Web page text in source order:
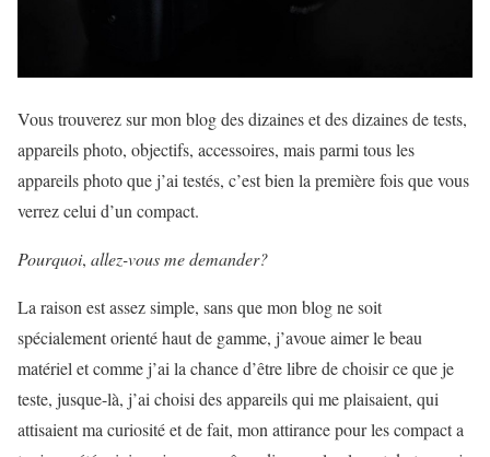
Vous trouverez sur mon blog des dizaines et des dizaines de tests,
appareils photo, objectifs, accessoires, mais parmi tous les
appareils photo que j’ai testés, c’est bien la première fois que vous
verrez celui d’un compact.
Pourquoi, allez-vous me demander?
La raison est assez simple, sans que mon blog ne soit
spécialement orienté haut de gamme, j’avoue aimer le beau
matériel et comme j’ai la chance d’être libre de choisir ce que je
teste, jusque-là, j’ai choisi des appareils qui me plaisaient, qui
attisaient ma curiosité et de fait, mon attirance pour les compact a